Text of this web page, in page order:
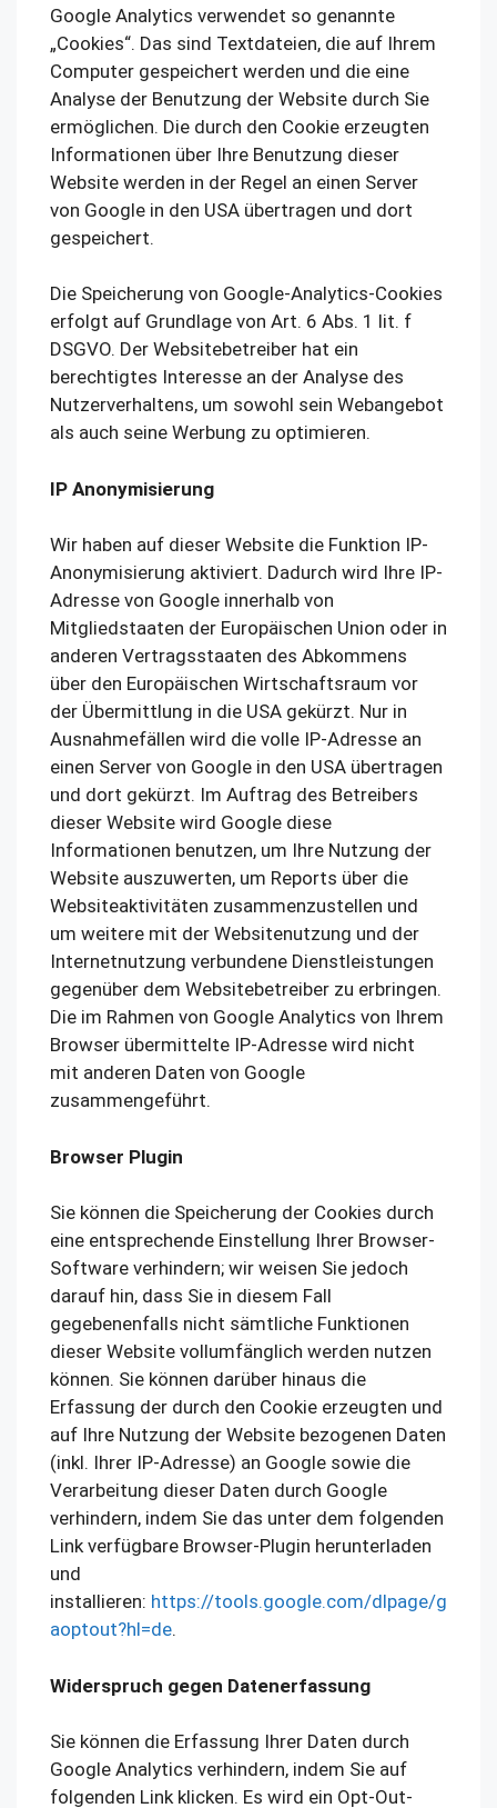
Google Analytics verwendet so genannte
„Cookies“. Das sind Textdateien, die auf Ihrem
Computer gespeichert werden und die eine
Analyse der Benutzung der Website durch Sie
ermöglichen. Die durch den Cookie erzeugten
Informationen über Ihre Benutzung dieser
Website werden in der Regel an einen Server
von Google in den USA übertragen und dort
gespeichert.
Die Speicherung von Google-Analytics-Cookies
erfolgt auf Grundlage von Art. 6 Abs. 1 lit. f
DSGVO. Der Websitebetreiber hat ein
berechtigtes Interesse an der Analyse des
Nutzerverhaltens, um sowohl sein Webangebot
als auch seine Werbung zu optimieren.
IP Anonymisierung
Wir haben auf dieser Website die Funktion IP-
Anonymisierung aktiviert. Dadurch wird Ihre IP-
Adresse von Google innerhalb von
Mitgliedstaaten der Europäischen Union oder in
anderen Vertragsstaaten des Abkommens
über den Europäischen Wirtschaftsraum vor
der Übermittlung in die USA gekürzt. Nur in
Ausnahmefällen wird die volle IP-Adresse an
einen Server von Google in den USA übertragen
und dort gekürzt. Im Auftrag des Betreibers
dieser Website wird Google diese
Informationen benutzen, um Ihre Nutzung der
Website auszuwerten, um Reports über die
Websiteaktivitäten zusammenzustellen und
um weitere mit der Websitenutzung und der
Internetnutzung verbundene Dienstleistungen
gegenüber dem Websitebetreiber zu erbringen.
Die im Rahmen von Google Analytics von Ihrem
Browser übermittelte IP-Adresse wird nicht
mit anderen Daten von Google
zusammengeführt.
Browser Plugin
Sie können die Speicherung der Cookies durch
eine entsprechende Einstellung Ihrer Browser-
Software verhindern; wir weisen Sie jedoch
darauf hin, dass Sie in diesem Fall
gegebenenfalls nicht sämtliche Funktionen
dieser Website vollumfänglich werden nutzen
können. Sie können darüber hinaus die
Erfassung der durch den Cookie erzeugten und
auf Ihre Nutzung der Website bezogenen Daten
(inkl. Ihrer IP-Adresse) an Google sowie die
Verarbeitung dieser Daten durch Google
verhindern, indem Sie das unter dem folgenden
Link verfügbare Browser-Plugin herunterladen
und
installieren: https://tools.google.com/dlpage/g
aoptout?hl=de.
Widerspruch gegen Datenerfassung
Sie können die Erfassung Ihrer Daten durch
Google Analytics verhindern, indem Sie auf
folgenden Link klicken. Es wird ein Opt-Out-